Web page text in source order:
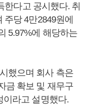
한다고 공시했다. 취
주당 4만2849원에
5.97%에 해당하는
했으며 회사 측은
금 확보 및 재무구
이라고 설명했다.